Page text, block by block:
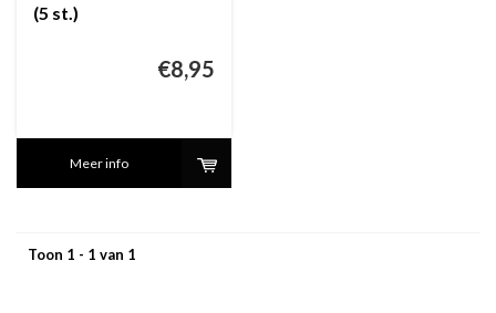
(5 st.)
€8,95
Meer info
Toon 1 - 1 van 1